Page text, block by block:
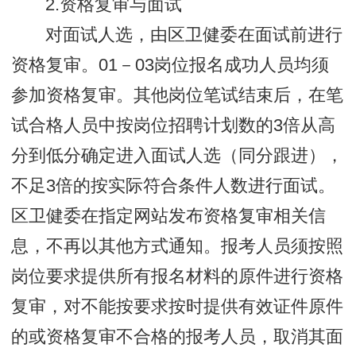
2.资格复审与面试
对面试人选，由区卫健委在面试前进行
资格复审。01－03岗位报名成功人员均须
参加资格复审。其他岗位笔试结束后，在笔
试合格人员中按岗位招聘计划数的3倍从高
分到低分确定进入面试人选（同分跟进），
不足3倍的按实际符合条件人数进行面试。
区卫健委在指定网站发布资格复审相关信
息，不再以其他方式通知。报考人员须按照
岗位要求提供所有报名材料的原件进行资格
复审，对不能按要求按时提供有效证件原件
的或资格复审不合格的报考人员，取消其面